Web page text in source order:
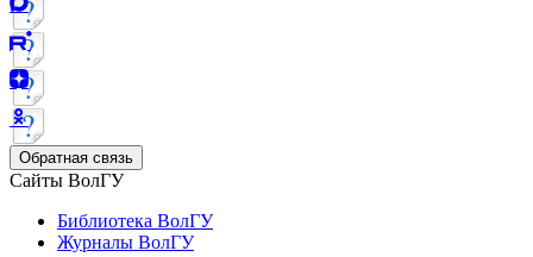
Обратная связь
Сайты ВолГУ
Библиотека ВолГУ
Журналы ВолГУ